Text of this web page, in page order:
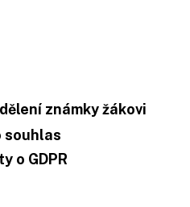
známky žákovi
souhlas
o GDPR